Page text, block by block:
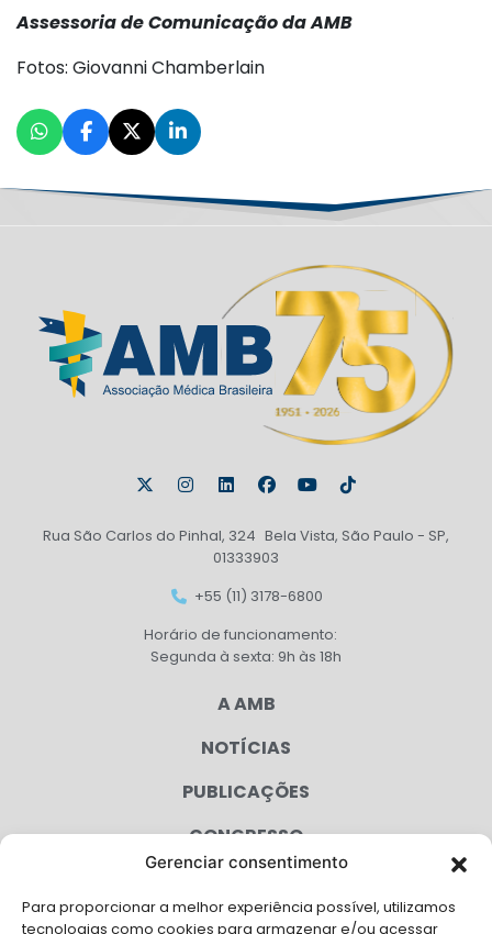
Gerenciar consentimento
Para proporcionar a melhor experiência possível, utilizamos
tecnologias como cookies para armazenar e/ou acessar
Assessoria de Comunicação da AMB
Fotos: Giovanni Chamberlain
Rua São Carlos do Pinhal, 324 Bela Vista, São Paulo - SP,
01333903
+55 (11) 3178-6800
Horário de funcionamento:
Segunda à sexta: 9h às 18h
A AMB
NOTÍCIAS
PUBLICAÇÕES
CONGRESSO